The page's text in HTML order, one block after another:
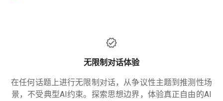
无限制对话体验
在任何话题上进行无限制对话，从争议性主题到推测性场
景，不受典型AI约束。探索思想边界，体验真正自由的AI